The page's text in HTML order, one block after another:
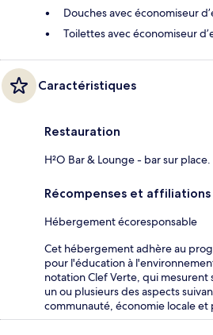
Douches avec économiseur
Toilettes avec économiseur
Caractéristiques
Restauration
H²O Bar & Lounge - bar sur
Récompenses et affiliations
Hébergement écoresponsable
Cet hébergement adhère au
pour l'éducation à
notation Clef Verte, qui
un ou plusieurs des aspects
communauté, économie locale